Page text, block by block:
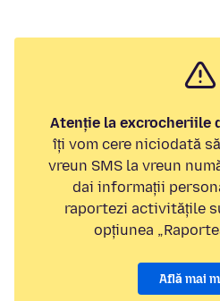
Atenție la excrocheriile
îți vom cere niciodată
vreun SMS la vreun
dai informații
raportezi activitățile
opțiunea
Află mai